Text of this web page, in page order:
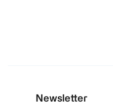
Newsletter